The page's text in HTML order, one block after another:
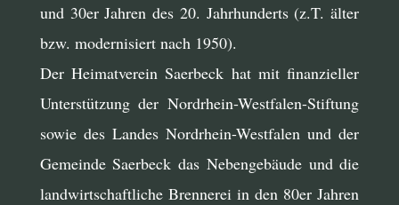
und 30er Jahren des 20. Jahrhunderts (z.T. älter
bzw. modernisiert nach 1950).
Der Heimatverein Saerbeck hat mit finanzieller
Unterstützung der Nordrhein-Westfalen-Stiftung
sowie des Landes Nordrhein-Westfalen und der
Gemeinde Saerbeck das Nebengebäude und die
landwirtschaftliche Brennerei in den 80er Jahren